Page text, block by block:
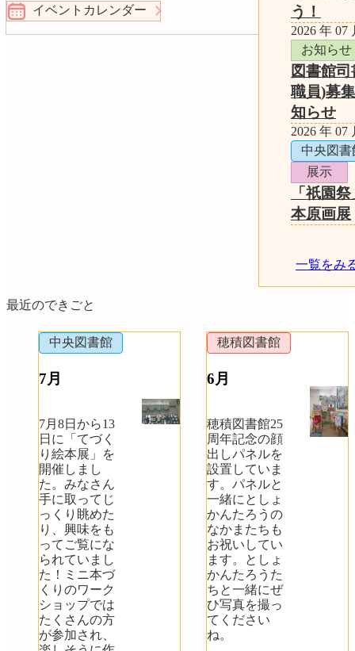
イベントカレンダー
う！
2026 年 07
お知らせ
図書館
職員)募
知らせ
2026 年 07
中央図書
展示
「祇園
本原画展
一覧をみ
最近のできごと
中央図書館
7月
7月8日から13
日に「てづく
り絵本展」を
開催しまし
た。みなさん
手に取ってじ
っくり眺めた
り、興味をも
ってご覧にな
られていまし
た！ミニ本づ
くりのワーク
ショップでは
たくさんの方
が参加され、
穂積図書館
6月
穂積図書館25
周年記念の顔
出しパネルを
設置していま
す。パネルと
一緒にとしょ
かんたろうの
なかまたちも
お祝いしてい
ます。としょ
かんたろうた
ちと一緒にぜ
ひ写真を撮っ
てください
ね。